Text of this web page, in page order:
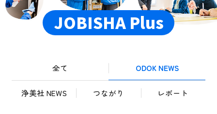
JOBISHA Plus
全て ODOK NEWS
浄美社 NEWS つながり レポート